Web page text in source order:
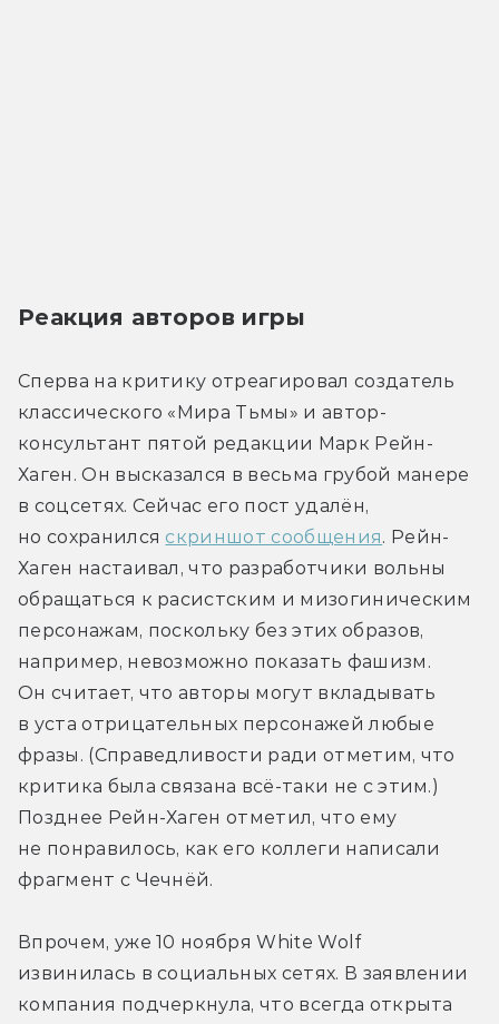
Реакция авторов игры
Сперва на критику отреагировал создатель
классического «Мира Тьмы» и автор-
консультант пятой редакции Марк Рейн-
Хаген. Он высказался в весьма грубой манере
в соцсетях. Сейчас его пост удалён,
но сохранился скриншот сообщения. Рейн-
Хаген настаивал, что разработчики вольны
обращаться к расистским и мизогиническим
персонажам, поскольку без этих образов,
например, невозможно показать фашизм.
Он считает, что авторы могут вкладывать
в уста отрицательных персонажей любые
фразы. (Справедливости ради отметим, что
критика была связана всё-таки не с этим.)
Позднее Рейн-Хаген отметил, что ему
не понравилось, как его коллеги написали
фрагмент с Чечнёй.
Впрочем, уже 10 ноября White Wolf
извинилась в социальных сетях. В заявлении
компания подчеркнула, что всегда открыта